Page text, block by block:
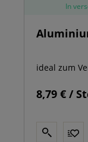
In
ideal zum
8,79 € /